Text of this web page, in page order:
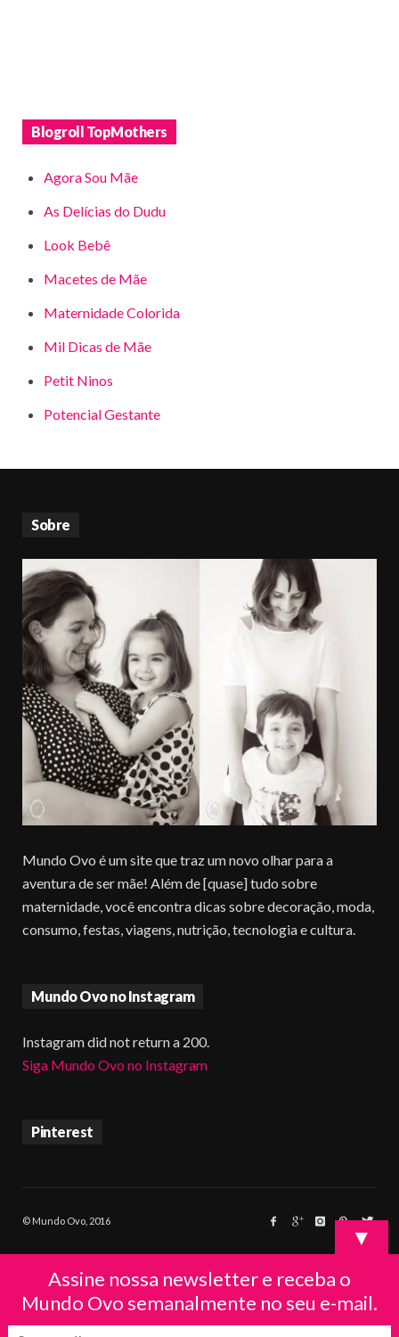
Blogroll TopMothers
Agora Sou Mãe
As Delícias do Dudu
Look Bebê
Macetes de Mãe
Maternidade Colorida
Mil Dicas de Mãe
Petit Ninos
Potencial Gestante
Sobre
Mundo Ovo é um site que traz um novo olhar para a
aventura de ser mãe! Além de [quase] tudo sobre
maternidade, você encontra dicas sobre decoração, moda,
consumo, festas, viagens, nutrição, tecnologia e cultura.
Mundo Ovo no Instagram
Instagram did not return a 200.
Siga Mundo Ovo no Instagram
Pinterest
© Mundo Ovo, 2016
▼
Assine nossa newsletter e receba o
Mundo Ovo semanalmente no seu e-mail.